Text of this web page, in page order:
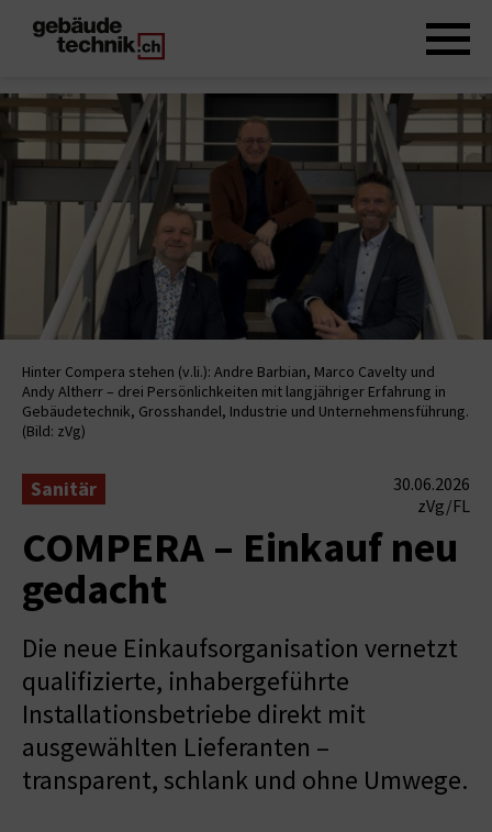
Hinter Compera stehen (v.li.): Andre Barbian, Marco Cavelty und
Andy Altherr – drei Persönlichkeiten mit langjähriger Erfahrung in
Gebäudetechnik, Grosshandel, Industrie und Unternehmensführung.
(Bild: zVg)
Sanitär
30.06.2026
zVg/FL
COMPERA – Einkauf neu
gedacht
Die neue Einkaufsorganisation vernetzt
qualifizierte, inhabergeführte
Installationsbetriebe direkt mit
ausgewählten Lieferanten –
transparent, schlank und ohne Umwege.